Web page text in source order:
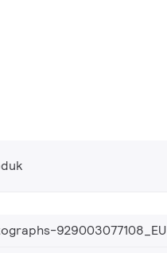
929003077108_EU